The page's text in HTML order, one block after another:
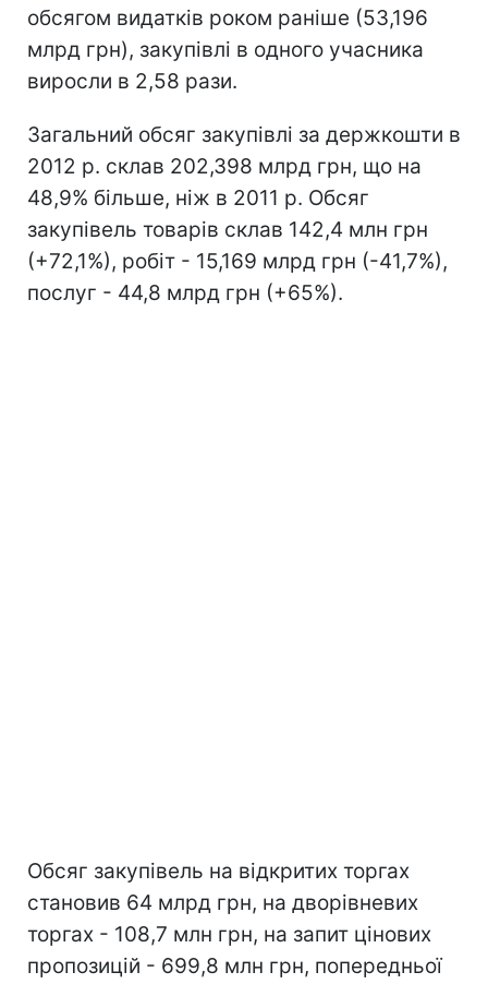
обсягом видатків роком раніше (53,196
млрд грн), закупівлі в одного учасника
виросли в 2,58 рази.
Загальний обсяг закупівлі за держкошти в
2012 р. склав 202,398 млрд грн, що на
48,9% більше, ніж в 2011 р. Обсяг
закупівель товарів склав 142,4 млн грн
(+72,1%), робіт - 15,169 млрд грн (-41,7%),
послуг - 44,8 млрд грн (+65%).
Обсяг закупівель на відкритих торгах
становив 64 млрд грн, на дворівневих
торгах - 108,7 млн грн, на запит цінових
пропозицій - 699,8 млн грн, попередньої